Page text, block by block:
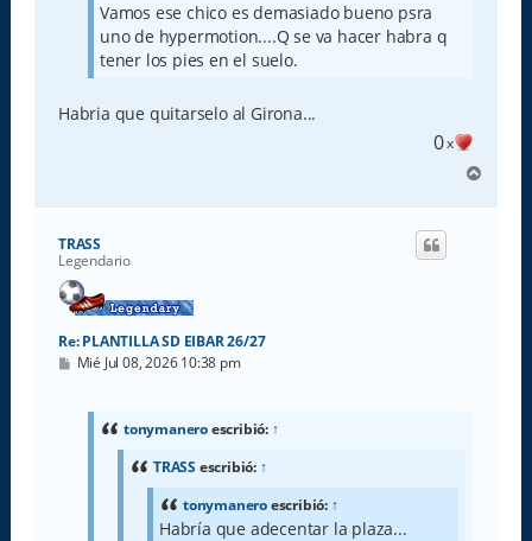
Vamos ese chico es demasiado bueno psra
uno de hypermotion....Q se va hacer habra q
tener los pies en el suelo.
Habria que quitarselo al Girona...
0x
r
TRASS
Legendario
Re: PLANTILLA SD EIBAR 26/27
M
Mié Jul 08, 2026 10:38 pm
tonymaneroescribió: ↑
TRASS escribió: ↑
tonymaneroescribió: ↑
Habría que adecentar la plaza...